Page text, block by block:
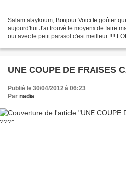
Salam alaykoum, Bonjour Voici le goûter
aujourd'hui J'ai trouvé le moyens de faire
oui avec le petit parasol c'est meilleur !!!!
UNE COUPE DE FRAISES
Publié le 30/04/2012 à 06:23
Par nadia